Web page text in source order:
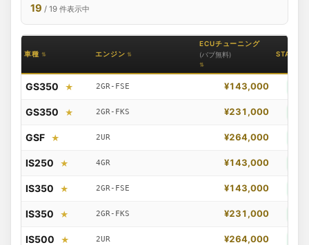
19 / 19 件表示中
車種 エンジン
ECUチューニング
(バブ無料)
STAGE2
GS350 ★ 2GR-FSE ¥143,000
GS350 ★ 2GR-FKS ¥231,000
GSF ★ 2UR ¥264,000
IS250 ★ 4GR ¥143,000
IS350 ★ 2GR-FSE ¥143,000
IS350 ★ 2GR-FKS ¥231,000
IS500 ★ 2UR ¥264,000